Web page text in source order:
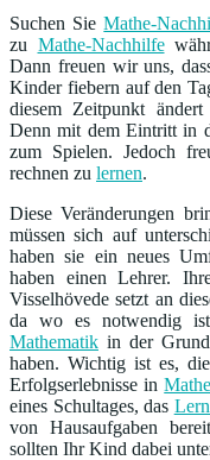
Suchen SieMathe-
zu Mathe-Nachhilfe
Dann freuen wir uns,
Kinder fiebern auf den
diesem Zeitpunkt
Denn mit dem Eintritt in
zum Spielen. Jedoch
rechnen zu lernen.
Diese Veränderungen
müssen sich auf
haben sie ein neues
haben einen Lehrer.
Visselhövede setzt an
da wo es notwendig
Mathematik in der
haben. Wichtig ist es,
Erfolgserlebnisse inMathe
eines Schultages, das
von Hausaufgaben
sollten Ihr Kind dabei